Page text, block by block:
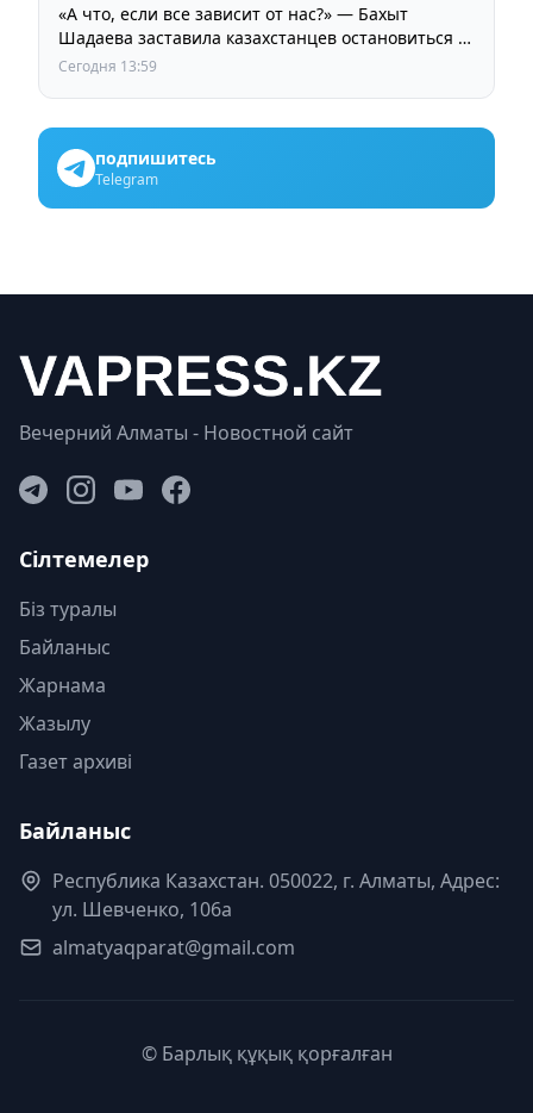
«А что, если все зависит от нас?» — Бахыт
Шадаева заставила казахстанцев остановиться и
задуматься
Сегодня 13:59
подпишитесь
Telegram
Вечерний Алматы - Новостной сайт
Сілтемелер
Біз туралы
Байланыс
Жарнама
Жазылу
Газет архиві
Байланыс
Республика Казахстан. 050022, г. Алматы, Адрес:
ул. Шевченко, 106а
almatyaqparat@gmail.com
© Барлық құқық қорғалған